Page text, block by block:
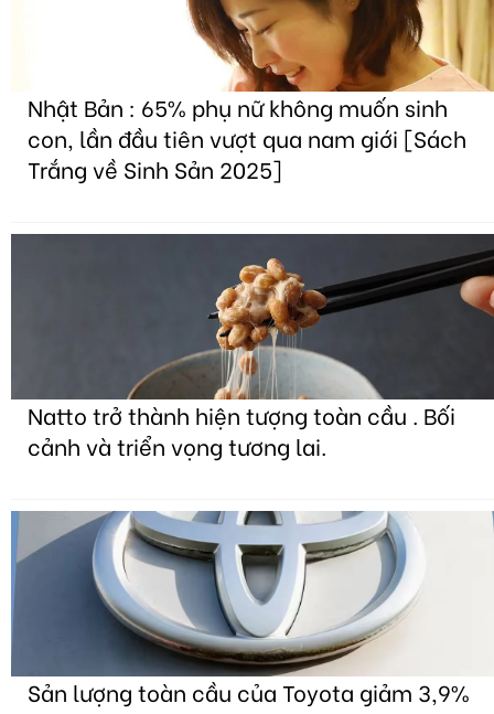
Nhật Bản : 65% phụ nữ không muốn sinh
con, lần đầu tiên vượt qua nam giới [Sách
Trắng về Sinh Sản 2025]
Natto trở thành hiện tượng toàn cầu . Bối
cảnh và triển vọng tương lai.
Sản lượng toàn cầu của Toyota giảm 3,9%